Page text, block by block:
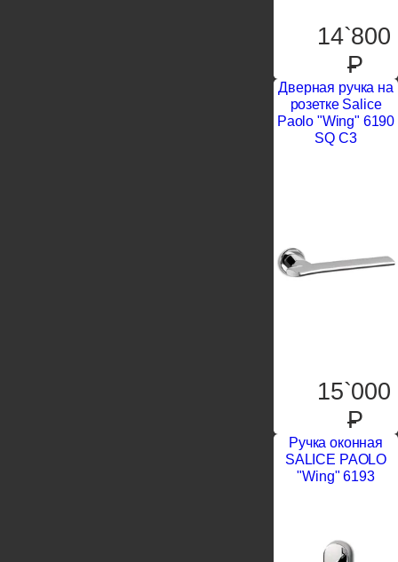
14`800
P
Дверная ручка на
розетке Salice
Paolo "Wing" 6190
SQ C3
15`000
P
Ручка оконная
SALICE PAOLO
"Wing" 6193